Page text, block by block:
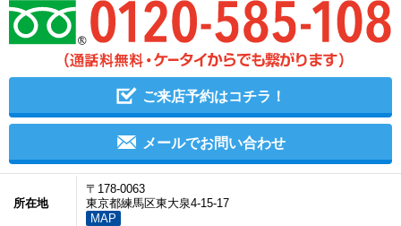
ご来店予約はコチラ！
メールでお問い合わせ
所在地
〒178-0063
東京都練馬区東大泉4-15-17
MAP